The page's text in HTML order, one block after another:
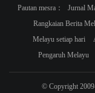
Pautan mesra： Jurnal
Rangkaian Berita
Melayu setiap hari
Pengaruh Melayu
© Copyright